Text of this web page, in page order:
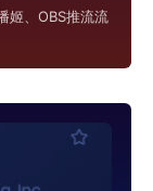
姬、OBS推流流